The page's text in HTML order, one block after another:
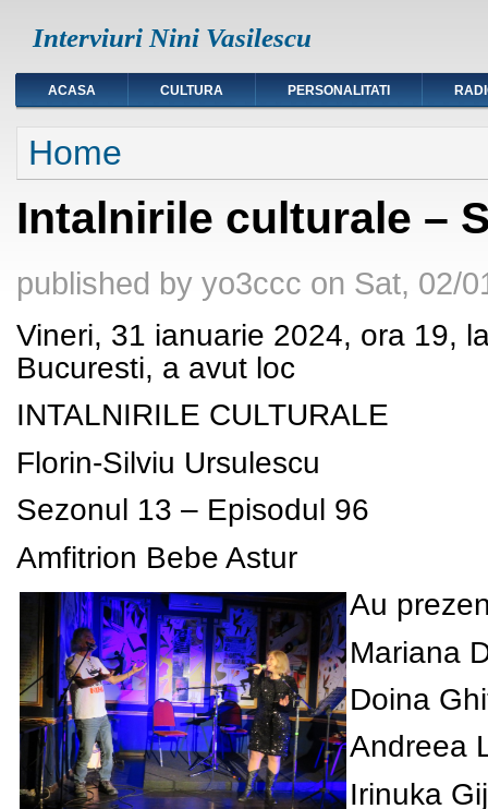
Interviuri Nini Vasilescu
ACASA CULTURA PERSONALITATI
You are here
Home
Intalnirile culturale –
published by yo3ccc on Sat, 02/
Vineri, 31 ianuarie 2024, ora 19,
Bucuresti, a avut loc
INTALNIRILE CULTURALE
Florin-Silviu Ursulescu
Sezonul 13 – Episodul 96
Amfitrion Bebe Astur
Au
Mariana
Doina
Andreea
Irinuka